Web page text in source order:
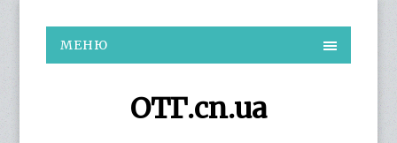
МЕНЮ
ОТГ.cn.ua